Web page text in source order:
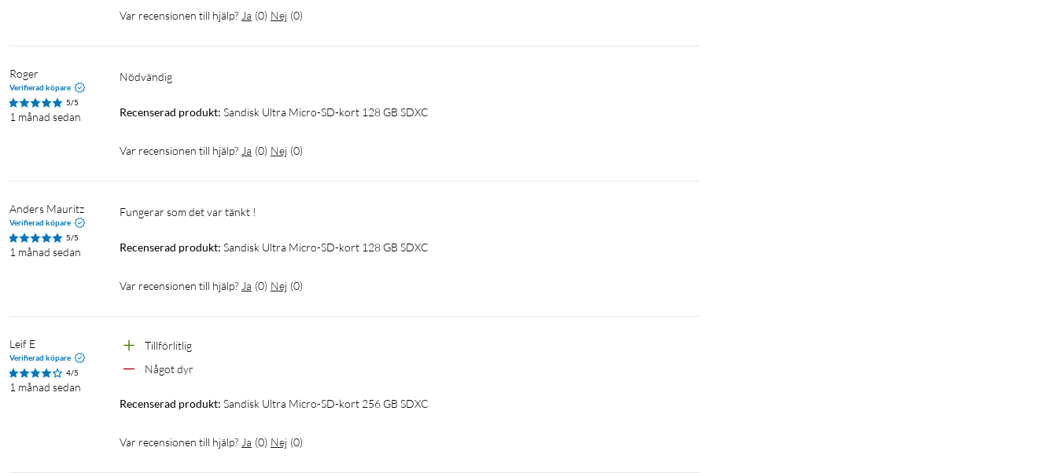
Var recensionen till hjälp? Ja (0) Nej (0)
Roger
Verifierad köpare
5/5
1 månad sedan
Nödvändig
Recenserad produkt: Sandisk Ultra Micro-SD-kort 128 GB SDXC
Var recensionen till hjälp? Ja (0) Nej (0)
Anders Mauritz
Verifierad köpare
5/5
1 månad sedan
Fungerar som det var tänkt !
Recenserad produkt: Sandisk Ultra Micro-SD-kort 128 GB SDXC
Var recensionen till hjälp? Ja (0) Nej (0)
Leif E
Verifierad köpare
4/5
1 månad sedan
Tillförlitlig
Något dyr
Recenserad produkt: Sandisk Ultra Micro-SD-kort 256 GB SDXC
Var recensionen till hjälp? Ja (0) Nej (0)